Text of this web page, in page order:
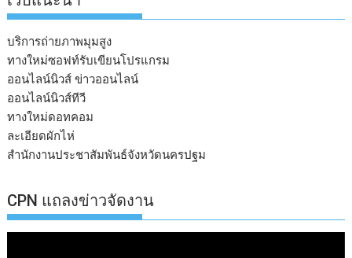
บริการถ่ายภาพมุมสูง
ทางใหม่ซอฟท์รับเขียนโปรแกรม
ออนไลน์นิวส์ ข่าวออนไลน์
ออนไลน์นิวส์ทีวี
ทางใหม่ดอทคอม
ละเอียดผักไห่
สำนักงานประชาสัมพันธ์จังหวัดนครปฐม
CPN แถลงข่าวจัดงาน